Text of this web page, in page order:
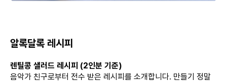
알록달록 레시피
렌틸콩 샐러드 레시피 (2인분 기준)
음악가 친구로부터 전수 받은 레시피를 소개합니다. 만들기 정말